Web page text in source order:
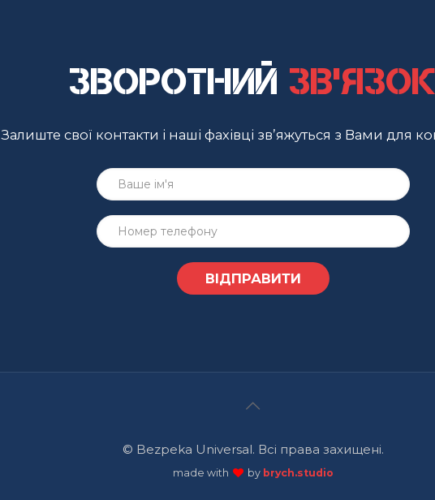
Зворотний зв'язок
Залиште свої контакти і наші фахівці зв’яжуться з Вами для
© Bezpeka Universal. Всі права захищені.
made with by brych.studio